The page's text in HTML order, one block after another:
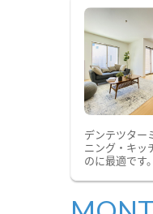
デンテツター
ニング・キッ
のに最適です。